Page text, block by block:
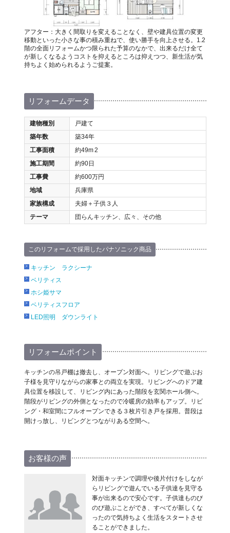
アフター：大きく間取りを変えることなく、壁や建具位置の変更
移動といった小さな事の積み重ねで、使い勝手を向上させる。1.2
階の全面リフォームかつ限られた予算のなかで、出来るだけ全て
が新しくなるようコストを抑えるところは抑えつつ、新生活が気
持ちよく始められるようご提案。
リフォームデータ
建物種別
戸建て
築年数
築34年
工事面積
約49m2
施工期間
約90日
工事費
約600万円
地域
兵庫県
家族構成
夫婦＋子供３人
テーマ
団らんキッチン、広々、その他
このリフォームで採用したパナソニック商品
キッチン ラクシーナ
ベリティス
ホシ姫サマ
ベリティスフロア
LED照明 ダウンライト
リフォームポイント
キッチンの吊戸棚は撤去し、オープン対面へ。リビングで遊ぶお
子様を見守りながらの家事との両立を実現。リビングへのドア建
具位置を移設して、リビング内にあった階段を玄関ホール側へ。
階段がリビングの外側となったので冷暖房の効率もアップ。リビ
ング・和室間にフルオープンできる３枚片引き戸を採用。普段は
開けっ放し、リビングとつながりある空間へ。
お客様の声
対面キッチンで調理や後片付けをしなが
らリビングで遊んでいる子供達を見守る
事が出来るので安心です。子供達ものび
のび遊ぶことができ、すべてが新しくな
ったので気持ちよく生活をスタートさせ
ることができました。